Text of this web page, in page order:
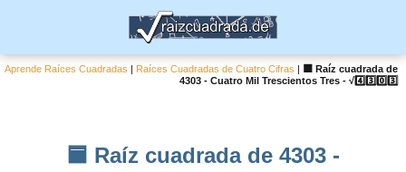
Aprende Raíces Cuadradas | Raíces Cuadradas de Cuatro Cifras |
🟦 Raíz cuadrada de
4303 - Cuatro Mil Trescientos Tres - √4️⃣3️⃣0️⃣3️⃣
🟦 Raíz cuadrada de 4303 -